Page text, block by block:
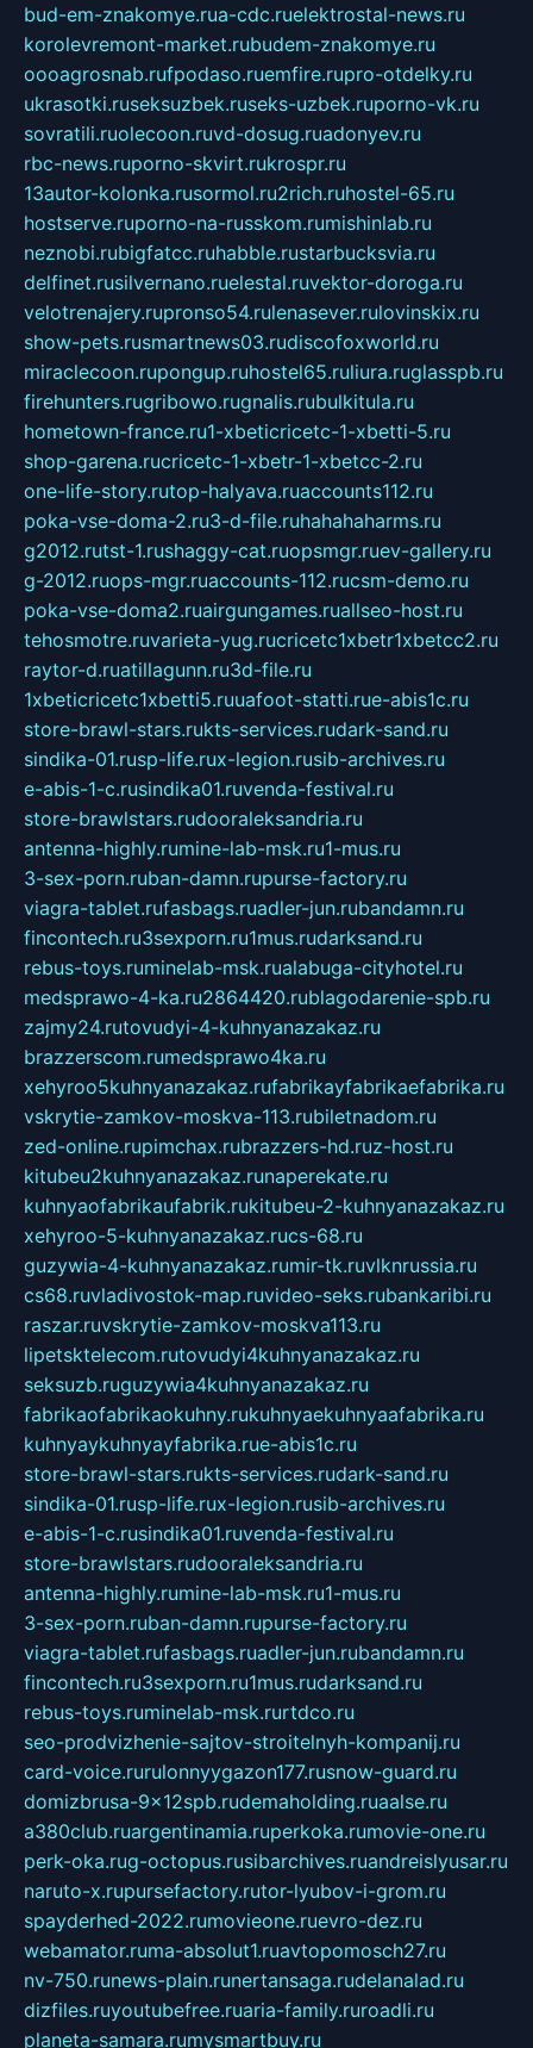
bud-em-znakomye.rua-cdc.ruelektrostal-news.ru
korolevremont-market.rubudem-znakomye.ru
oooagrosnab.rufpodaso.ruemfire.rupro-otdelky.ru
ukrasotki.ruseksuzbek.ruseks-uzbek.ruporno-vk.ru
sovratili.ruolecoon.ruvd-dosug.ruadonyev.ru
rbc-news.ruporno-skvirt.rukrospr.ru
13autor-kolonka.rusormol.ru2rich.ruhostel-65.ru
hostserve.ruporno-na-russkom.rumishinlab.ru
neznobi.rubigfatcc.ruhabble.rustarbucksvia.ru
delfinet.rusilvernano.ruelestal.ruvektor-doroga.ru
velotrenajery.rupronso54.rulenasever.rulovinskix.ru
show-pets.rusmartnews03.rudiscofoxworld.ru
miraclecoon.rupongup.ruhostel65.ruliura.ruglasspb.ru
firehunters.rugribowo.rugnalis.rubulkitula.ru
hometown-france.ru1-xbeticricetc-1-xbetti-5.ru
shop-garena.rucricetc-1-xbetr-1-xbetcc-2.ru
one-life-story.rutop-halyava.ruaccounts112.ru
poka-vse-doma-2.ru3-d-file.ruhahahaharms.ru
g2012.rutst-1.rushaggy-cat.ruopsmgr.ruev-gallery.ru
g-2012.ruops-mgr.ruaccounts-112.rucsm-demo.ru
poka-vse-doma2.ruairgungames.ruallseo-host.ru
tehosmotre.ruvarieta-yug.rucricetc1xbetr1xbetcc2.ru
raytor-d.ruatillagunn.ru3d-file.ru
1xbeticricetc1xbetti5.ruuafoot-statti.rue-abis1c.ru
store-brawl-stars.rukts-services.rudark-sand.ru
sindika-01.rusp-life.rux-legion.rusib-archives.ru
e-abis-1-c.rusindika01.ruvenda-festival.ru
store-brawlstars.rudooraleksandria.ru
antenna-highly.rumine-lab-msk.ru1-mus.ru
3-sex-porn.ruban-damn.rupurse-factory.ru
viagra-tablet.rufasbags.ruadler-jun.rubandamn.ru
fincontech.ru3sexporn.ru1mus.rudarksand.ru
rebus-toys.ruminelab-msk.rualabuga-cityhotel.ru
medsprawo-4-ka.ru2864420.rublagodarenie-spb.ru
zajmy24.rutovudyi-4-kuhnyanazakaz.ru
brazzerscom.rumedsprawo4ka.ru
xehyroo5kuhnyanazakaz.rufabrikayfabrikaefabrika.ru
vskrytie-zamkov-moskva-113.rubiletnadom.ru
zed-online.rupimchax.rubrazzers-hd.ruz-host.ru
kitubeu2kuhnyanazakaz.runaperekate.ru
kuhnyaofabrikaufabrik.rukitubeu-2-kuhnyanazakaz.ru
xehyroo-5-kuhnyanazakaz.rucs-68.ru
guzywia-4-kuhnyanazakaz.rumir-tk.ruvlknrussia.ru
cs68.ruvladivostok-map.ruvideo-seks.rubankaribi.ru
raszar.ruvskrytie-zamkov-moskva113.ru
lipetsktelecom.rutovudyi4kuhnyanazakaz.ru
seksuzb.ruguzywia4kuhnyanazakaz.ru
fabrikaofabrikaokuhny.rukuhnyaekuhnyaafabrika.ru
kuhnyaykuhnyayfabrika.rue-abis1c.ru
store-brawl-stars.rukts-services.rudark-sand.ru
sindika-01.rusp-life.rux-legion.rusib-archives.ru
e-abis-1-c.rusindika01.ruvenda-festival.ru
store-brawlstars.rudooraleksandria.ru
antenna-highly.rumine-lab-msk.ru1-mus.ru
3-sex-porn.ruban-damn.rupurse-factory.ru
viagra-tablet.rufasbags.ruadler-jun.rubandamn.ru
fincontech.ru3sexporn.ru1mus.rudarksand.ru
rebus-toys.ruminelab-msk.rurtdco.ru
seo-prodvizhenie-sajtov-stroitelnyh-kompanij.ru
card-voice.rurulonnyygazon177.rusnow-guard.ru
domizbrusa-9x12spb.rudemaholding.ruaalse.ru
a380club.ruargentinamia.ruperkoka.rumovie-one.ru
perk-oka.rug-octopus.rusibarchives.ruandreislyusar.ru
naruto-x.rupursefactory.rutor-lyubov-i-grom.ru
spayderhed-2022.rumovieone.ruevro-dez.ru
webamator.ruma-absolut1.ruavtopomosch27.ru
nv-750.runews-plain.runertansaga.rudelanalad.ru
dizfiles.ruyoutubefree.ruaria-family.ruroadli.ru
planeta-samara.rumysmartbuy.ru